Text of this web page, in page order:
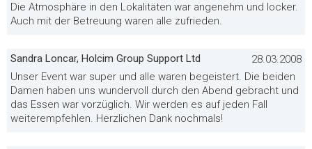
Die Atmosphäre in den Lokalitäten war angenehm und locker.
Auch mit der Betreuung waren alle zufrieden.
Sandra Loncar, Holcim Group Support Ltd
28.03.2008
Unser Event war super und alle waren begeistert. Die beiden
Damen haben uns wundervoll durch den Abend gebracht und
das Essen war vorzüglich. Wir werden es auf jeden Fall
weiterempfehlen. Herzlichen Dank nochmals!